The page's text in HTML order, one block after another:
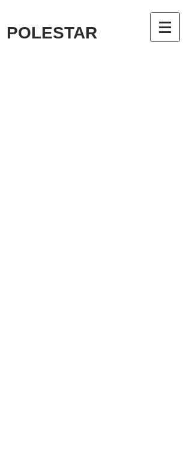
POLESTAR